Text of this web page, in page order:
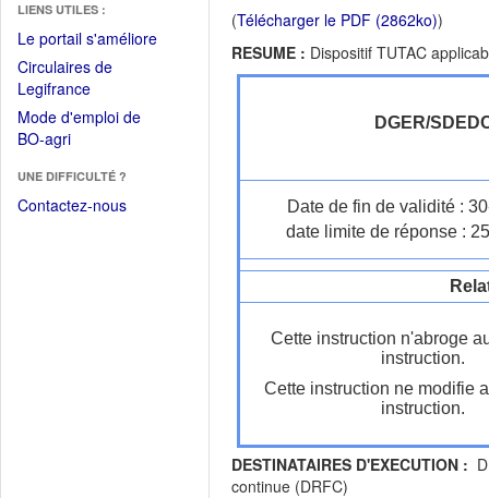
LIENS UTILES :
Le portail s'améliore(Fichier
Circulaires de
Legifrance(Ouvrir
dans
une
fenêtre)
Mode d'emploi de
BO-agri(Ouvrir
une
nouvelle
UNE DIFFICULTÉ ?
Contactez-nous
(Télécharger le PDF (2862ko))
RESUME : Dispositif TUTAC
DGER/
Date de fin de validité :
date limite de réponse :
Cette instruction n'abroge
instruction.
Cette instruction ne modifie
instruction.
DESTINATAIRES D'EXECUTION :
continue (DRFC)